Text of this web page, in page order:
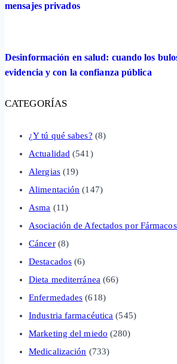
mensajes privados
Desinformación en salud: cuando los
evidencia y con la confianza pública
CATEGORÍAS
¿Y tú qué sabes? (8)
Actualidad (541)
Alergias(19)
Alimentación (147)
Asma (11)
Asociación de Afectados por
Cáncer(8)
Destacados (6)
Dieta mediterránea(66)
Enfermedades (618)
Industria farmacéutica (545)
Marketing del miedo (280)
Medicalización (733)